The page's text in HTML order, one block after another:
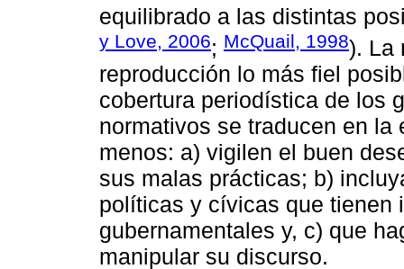
equilibrado a las distintas
y Love, 2006; McQuail, 1998). La
reproducción lo más fiel
cobertura periodística de los
normativos se traducen en
menos: a) vigilen el buen
sus malas prácticas; b)
políticas y cívicas que tienen
gubernamentales y, c) que
manipular su discurso.